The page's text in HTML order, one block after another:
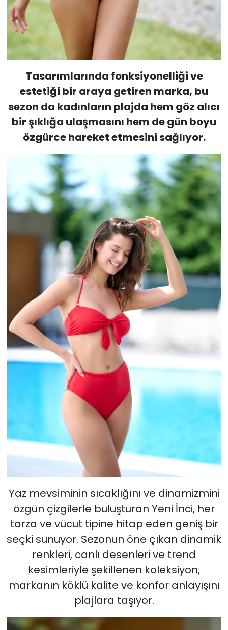
Tasarımlarında fonksiyonelliği ve
estetiği bir araya getiren marka, bu
sezon da kadınların plajda hem göz alıcı
bir şıklığa ulaşmasını hem de gün boyu
özgürce hareket etmesini sağlıyor.
Yaz mevsiminin sıcaklığını ve dinamizmini
özgün çizgilerle buluşturan Yeni İnci, her
tarza ve vücut tipine hitap eden geniş bir
seçki sunuyor. Sezonun öne çıkan dinamik
renkleri, canlı desenleri ve trend
kesimleriyle şekillenen koleksiyon,
markanın köklü kalite ve konfor anlayışını
plajlara taşıyor.